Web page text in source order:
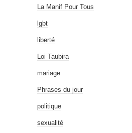
La Manif Pour Tous
lgbt
liberté
Loi Taubira
mariage
Phrases du jour
politique
sexualité